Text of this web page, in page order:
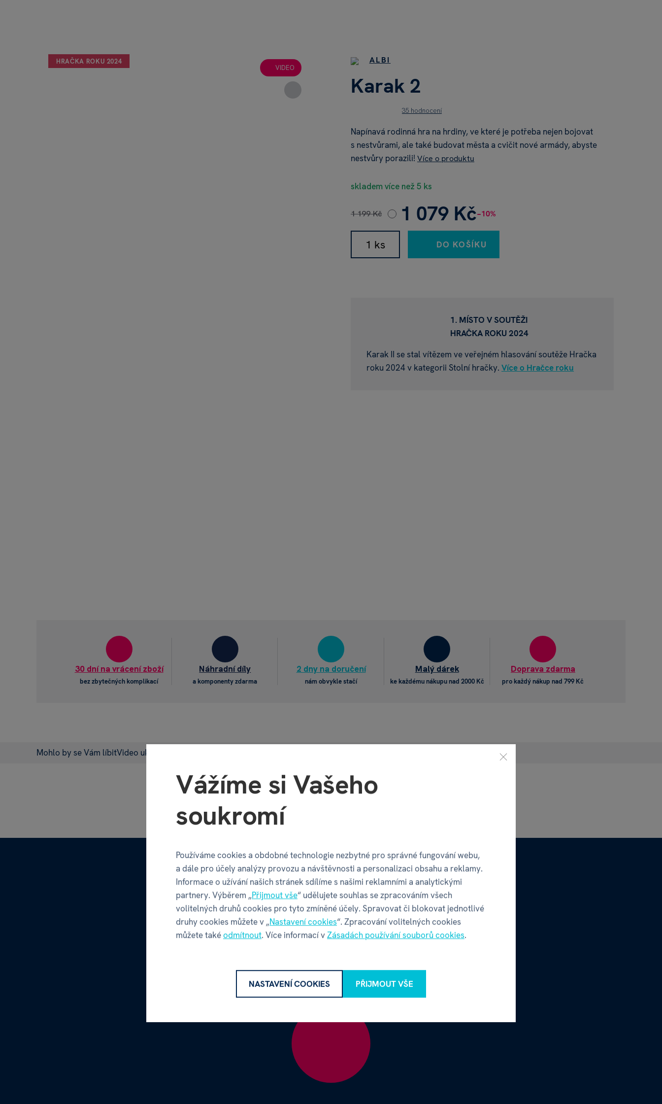
HRAČKA ROKU 2024
VIDEO
ALBI
Karak 2
35 hodnocení
Napínavá rodinná hra na hrdiny, ve které je potřeba nejen bojovat
s nestvůrami, ale také budovat města a cvičit nové armády, abyste
nestvůry porazili! Více o produktu
skladem více než 5 ks
1 199 Kč 1 079 Kč−10%
DO KOŠÍKU
1. MÍSTO V SOUTĚŽI
HRAČKA ROKU 2024
Karak II se stal vítězem ve veřejném hlasování soutěže Hračka
roku 2024 v kategorii Stolní hračky. Více o Hračce roku
30 dní na vrácení zboží
bez zbytečných komplikací
Náhradní díly
a komponenty zdarma
2 dny na doručení
nám obvykle stačí
Malý dárek
ke každému nákupu nad 2000 Kč
Doprava zdarma
pro každý nákup nad 799 Kč
Mohlo by se Vám líbitVideo ukázky
Mohlo by se Vám líbit
Vážíme si Vašeho
soukromí
Používáme cookies a obdobné technologie nezbytné pro správné fungování webu,
a dále pro účely analýzy provozu a návštěvnosti a personalizaci obsahu a reklamy.
Informace o užívání našich stránek sdílíme s našimi reklamními a analytickými
partnery. Výběrem „Přijmout vše“ udělujete souhlas se zpracováním všech
volitelných druhů cookies pro tyto zmíněné účely. Spravovat či blokovat jednotlivé
druhy cookies můžete v „Nastavení cookies“. Zpracování volitelných cookies
můžete takéodmítnout. Více informací vZásadách používání souborů cookies.
NASTAVENÍ COOKIES PŘIJMOUT VŠE